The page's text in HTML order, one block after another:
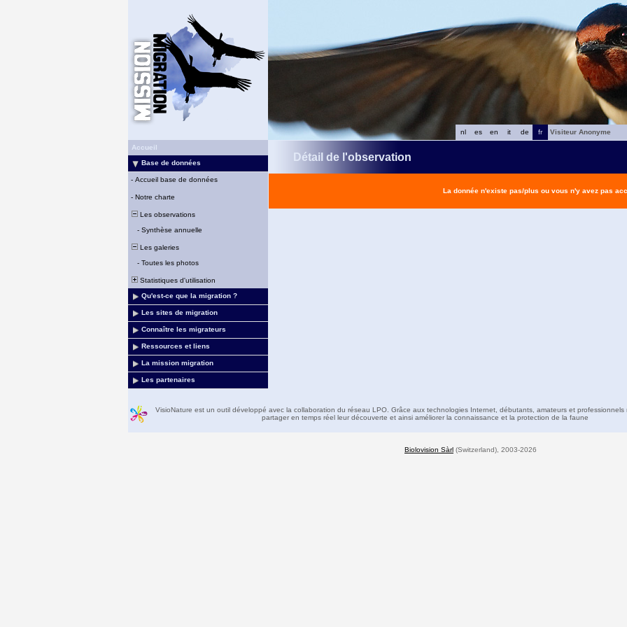
fr
de
it
en
es
nl
Visiteur Anonyme
Accueil
Base de données
- Accueil base de données
- Notre charte
Les observations
- Synthèse annuelle
Les galeries
- Toutes les photos
Statistiques d'utilisation
Qu'est-ce que la migration ?
Les sites de migration
Connaître les migrateurs
Ressources et liens
La mission migration
Les partenaires
Détail de l'observation
La donnée n'existe pas/plus ou vous n'y avez pas
VisioNature est un outil développé avec la collaboration du réseau LPO. Grâce aux technologies Internet, débutants, amateurs et professionnels
partager en temps réel leur découverte et ainsi améliorer la connaissance et la protection de la faune
Biolovision Sàrl (Switzerland), 2003-2026